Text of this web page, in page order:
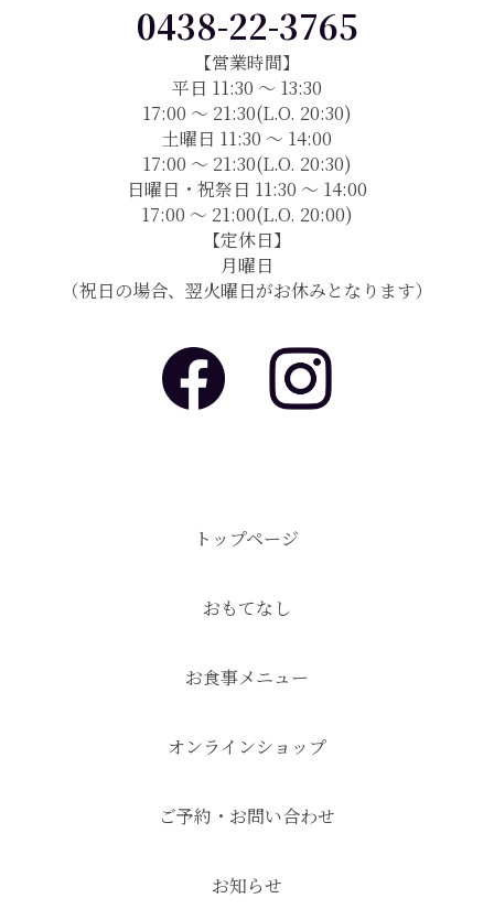
0438-22-3765
【営業時間】
平日 11:30 〜 13:30
17:00 〜 21:30(L.O. 20:30)
土曜日 11:30 〜 14:00
17:00 〜 21:30(L.O. 20:30)
日曜日・祝祭日 11:30 〜 14:00
17:00 〜 21:00(L.O. 20:00)
【定休日】
月曜日
（祝日の場合、翌火曜日がお休みとなります）
トップページ
おもてなし
お食事メニュー
オンラインショップ
ご予約・お問い合わせ
お知らせ